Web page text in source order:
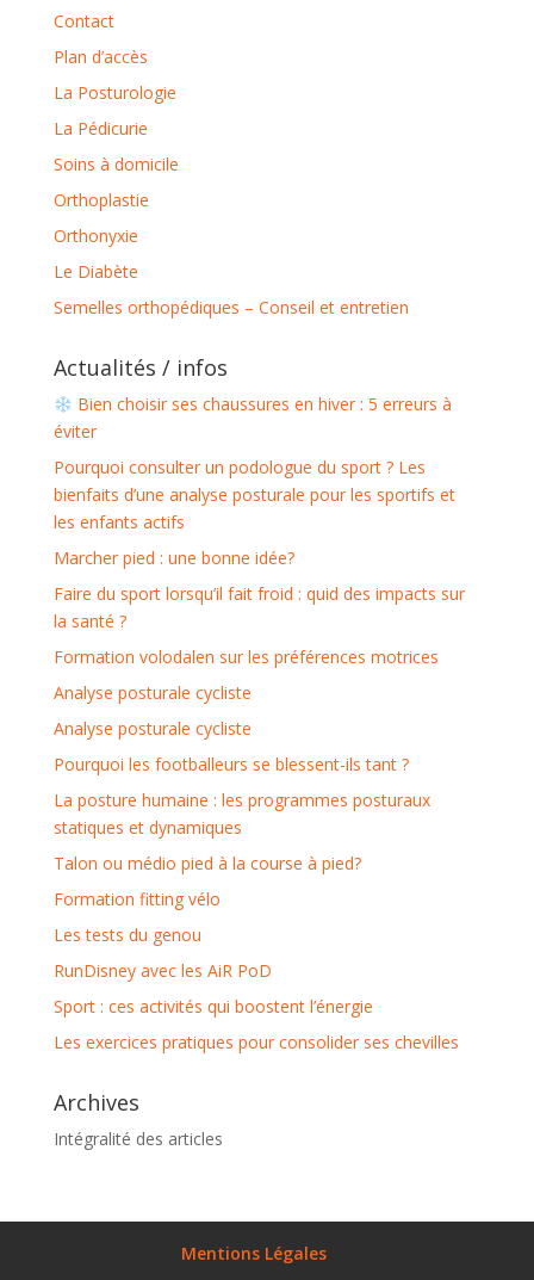
Contact
Plan d’accès
La Posturologie
La Pédicurie
Soins à domicile
Orthoplastie
Orthonyxie
Le Diabète
Semelles orthopédiques – Conseil et entretien
Actualités / infos
Bien choisir ses chaussures en hiver : 5 erreurs à
éviter
Pourquoi consulter un podologue du sport ? Les
bienfaits d’une analyse posturale pour les sportifs et
les enfants actifs
Marcher pied : une bonne idée?
Faire du sport lorsqu’il fait froid : quid des impacts sur
la santé ?
Formation volodalen sur les préférences motrices
Analyse posturale cycliste
Analyse posturale cycliste
Pourquoi les footballeurs se blessent-ils tant ?
La posture humaine : les programmes posturaux
statiques et dynamiques
Talon ou médio pied à la course à pied?
Formation fitting vélo
Les tests du genou
RunDisney avec les AiR PoD
Sport : ces activités qui boostent l’énergie
Les exercices pratiques pour consolider ses chevilles
Archives
Intégralité des articles
Mentions Légales